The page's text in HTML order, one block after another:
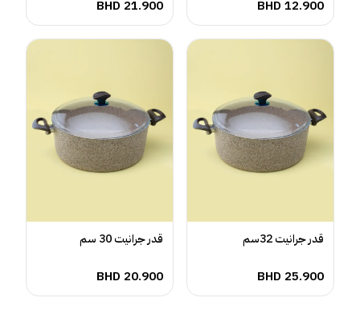
BHD 12.900
BHD 21.900
قدر جرانيت 32سم
BHD 25.900
قدر جرانيت 30 سم
BHD 20.900